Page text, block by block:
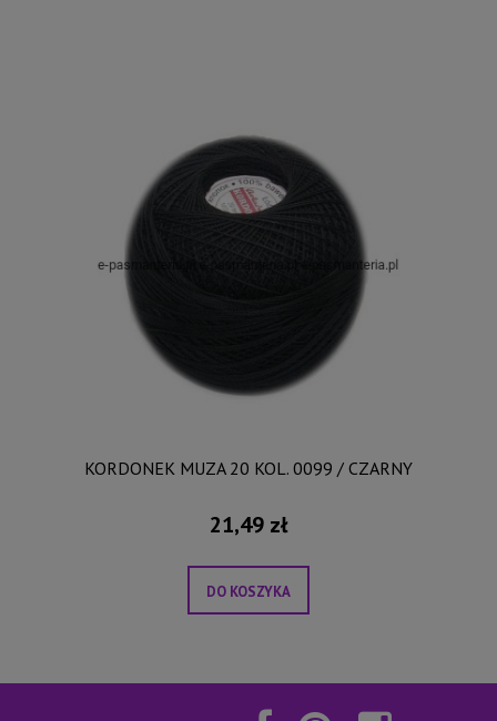
KORDONEK MUZA 20 KOL. 0099 / CZARNY
21,49 zł
DO KOSZYKA